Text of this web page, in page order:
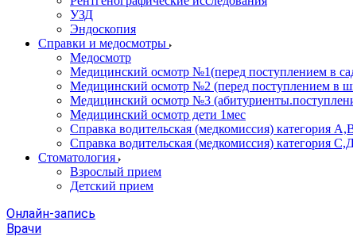
УЗД
Эндоскопия
Справки и медосмотры
Медосмотр
Медицинский осмотр №1(перед поступлением в
Медицинский осмотр №2 (перед поступлением в
Медицинский осмотр №3
Медицинский осмотр дети 1мес
Справка водительская (медкомиссия) категория
Справка водительская (медкомиссия) категория
Стоматология
Взрослый прием
Детский прием
Онлайн-запись
Врачи